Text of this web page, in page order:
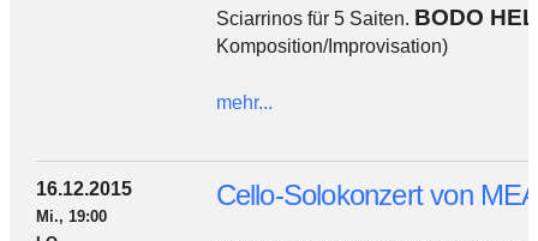
Sciarrinos für 5 Saiten. BODO
Komposition/Improvisation)
mehr...
16.12.2015
Mi., 19:00
Cello-Solokonzert von